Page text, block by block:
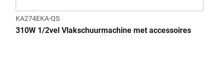
KA274EKA-QS
310W 1/2vel Vlakschuurmachine met accessoires